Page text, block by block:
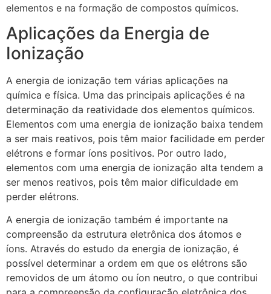
elementos e na formação de compostos químicos.
Aplicações da Energia de
Ionização
A energia de ionização tem várias aplicações na
química e física. Uma das principais aplicações é na
determinação da reatividade dos elementos químicos.
Elementos com uma energia de ionização baixa tendem
a ser mais reativos, pois têm maior facilidade em perder
elétrons e formar íons positivos. Por outro lado,
elementos com uma energia de ionização alta tendem a
ser menos reativos, pois têm maior dificuldade em
perder elétrons.
A energia de ionização também é importante na
compreensão da estrutura eletrônica dos átomos e
íons. Através do estudo da energia de ionização, é
possível determinar a ordem em que os elétrons são
removidos de um átomo ou íon neutro, o que contribui